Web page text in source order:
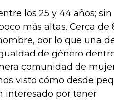
los 25 y 44 años; sin
más altas. Cerca de
por lo que una
de género
comunidad de
visto cómo desde
interesado por tener